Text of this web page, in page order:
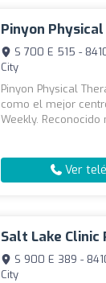
Pinyon
S 700 E 515 -
City
Pinyon Physical
como el mejor
Weekly.
Ver
Salt Lake
S 900 E 389 -
City